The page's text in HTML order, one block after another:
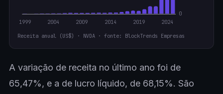
Receita anual (US$) · NVDA · fonte: BlockTrends Empresas
A variação de receita no último ano foi de
65,47%, e a de lucro líquido, de 68,15%. São